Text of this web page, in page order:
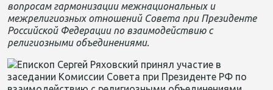
вопросам гармонизации межнациональных и
межрелигиозных отношений Совета при Президенте
Российской Федерации по взаимодействию с
религиозными объединениями.